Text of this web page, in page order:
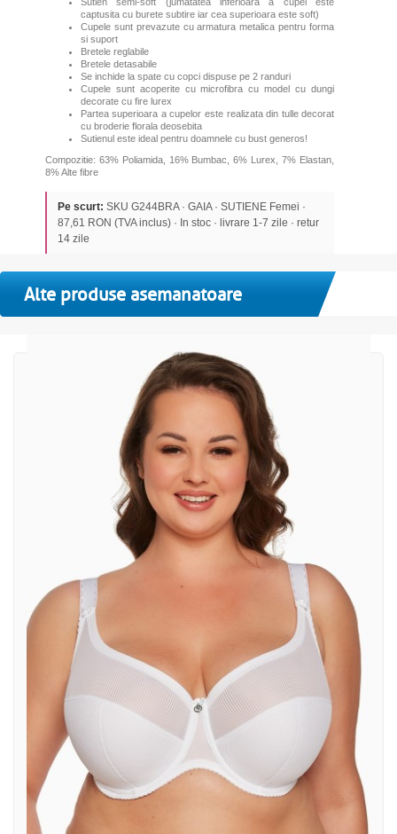
captusita cu burete subtire iar cea superioara este soft)
Cupele sunt prevazute cu armatura metalica pentru forma
si suport
Bretele reglabile
Bretele detasabile
Se inchide la spate cu copci dispuse pe 2 randuri
Cupele sunt acoperite cu microfibra cu model cu dungi
decorate cu fire lurex
Partea superioara a cupelor este realizata din tulle decorat
cu broderie florala deosebita
Sutienul este ideal pentru doamnele cu bust generos!
Compozitie: 63% Poliamida, 16% Bumbac, 6% Lurex, 7% Elastan,
8% Alte fibre
Pe scurt: SKU G244BRA · GAIA · SUTIENE Femei ·
87,61 RON (TVA inclus) · In stoc · livrare 1-7 zile · retur
14 zile
Alte produse asemanatoare